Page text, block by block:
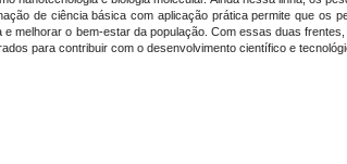
de ciência básica com aplicação prática permite que os
melhorar o bem-estar da população. Com essas duas
para contribuir com o desenvolvimento científico e